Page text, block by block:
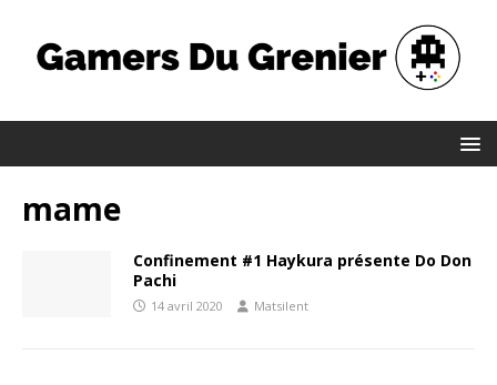
mame
Confinement #1 Haykura présente Do Don
Pachi
14 avril 2020 Matsilent